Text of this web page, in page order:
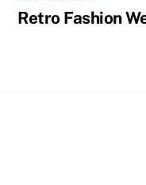
Retro Fashion